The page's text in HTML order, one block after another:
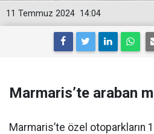
14:04
11 Temmuz 2024
Marmaris’te araban
Marmaris’te özel otoparkların